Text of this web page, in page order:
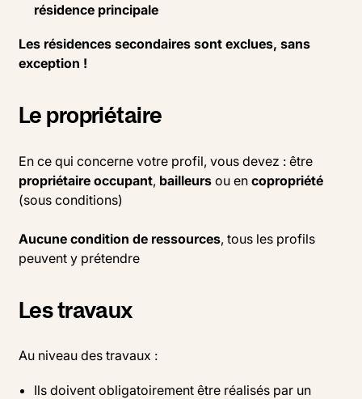
résidence principale
Les résidences secondaires sont exclues, sans
exception !
Le propriétaire
En ce qui concerne votre profil, vous devez : être
propriétaire occupant, bailleurs ou en copropriété
(sous conditions)
Aucune condition de ressources, tous les profils
peuvent y prétendre
Les travaux
Au niveau des travaux :
Ils doivent obligatoirement être réalisés par un